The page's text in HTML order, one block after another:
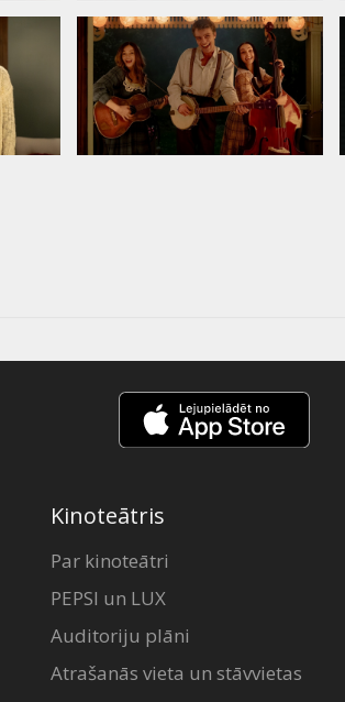
Kinoteātris
Par kinoteātri
PEPSI un LUX
Auditoriju plāni
Atrašanās vieta un stāvvietas